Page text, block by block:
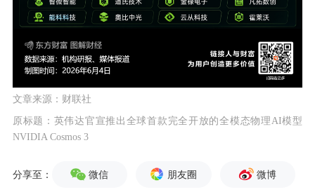
文章来源：财联社
原标题：英伟达官宣推出全球首款完全开放的全模态物理AI模型
NVIDIA Cosmos 3
分享至： 微信 朋友圈 微博